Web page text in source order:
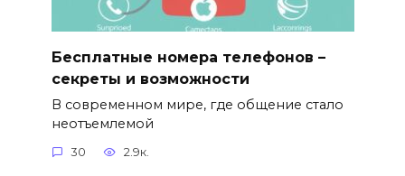
Бесплатные номера телефонов –
секреты и возможности
В современном мире, где общение стало
неотъемлемой
30 2.9к.